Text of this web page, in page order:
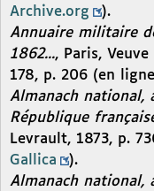
Archive.org
).
Annuaire militaire
1862..., Paris,
178, p. 206 (en
Almanach national,
République
Levrault, 1873, p.
Gallica
).
Almanach national,